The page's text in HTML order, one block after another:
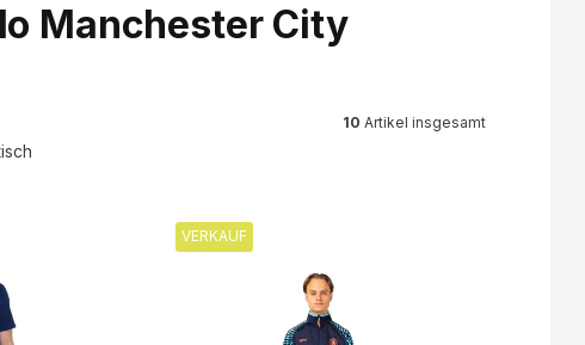
Manchester City
10 Artikel insgesamt
VERKAUF